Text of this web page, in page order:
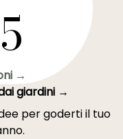
→
giardini →
per goderti il tuo